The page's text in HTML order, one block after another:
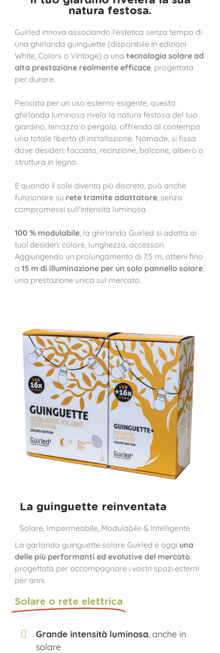
natura festosa.
Guirled innova associando l'estetica senza tempo di
una ghirlanda guinguette (disponibile in edizioni
White, Colors o Vintage) a una tecnologia solare ad
alta prestazione realmente efficace , progettata
per durare.
Pensata per un uso esterno esigente, questa
ghirlanda luminosa rivela la natura festosa del tuo
giardino, terrazza o pergola, offrendo al contempo
una totale libertà di installazione. Nomade, si fissa
dove desideri: facciata, recinzione, balcone, albero o
struttura in legno.
E quando il sole diventa più discreto, può anche
funzionare su rete tramite adattatore , senza
compromessi sull'intensità luminosa.
100 % modulabile , la ghirlanda Guirled si adatta ai
tuoi desideri: colore, lunghezza, accessori.
Aggiungendo un prolungamento di 7,5 m, ottieni fino
a 15 m di illuminazione per un solo pannello solare
una prestazione unica sul mercato.
La guinguette reinventata
Solare, Impermeabile, Modulabile & Intelligente
La garlanda guinguette solare Guirled è oggi una
delle più performanti ed evolutive del mercato,
progettata per accompagnare i vostri spazi esterni
per anni.
Solare o rete elettrica
Grande intensità luminosa , anche in
solare